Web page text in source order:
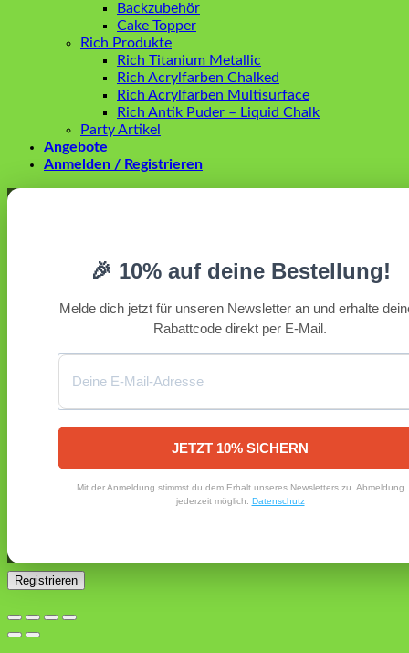
Backzubehör
Cake Topper
Rich Produkte
Rich Titanium Metallic
Rich Acrylfarben Chalked
Rich Acrylfarben Multisurface
Rich Antik Puder – Liquid Chalk
Party Artikel
Angebote
Anmelden / Registrieren
🎉 10% auf deine Bestellung!
Melde dich jetzt für unseren Newsletter an und erhalte
Rabattcode direkt per E-Mail.
JETZT 10% SICHERN
Mit der Anmeldung stimmst du dem Erhalt unseres Newsletters zu. Abmeldung
jederzeit möglich. Datenschutz
Anmelden
Angemeldet bleiben Anmelden
Registrieren
Erforderlich
E-Mail-Adresse gesendet.
Registrieren